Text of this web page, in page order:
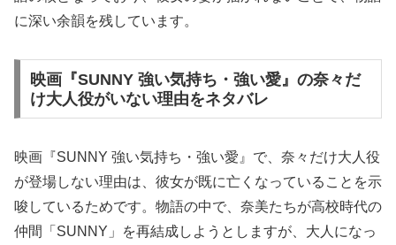
に深い余韻を残しています。
映画『SUNNY 強い気持ち・強い愛』の奈々だ
け大人役がいない理由をネタバレ
映画『SUNNY 強い気持ち・強い愛』で、奈々だけ大人役
が登場しない理由は、彼女が既に亡くなっていることを示
唆しているためです。物語の中で、奈美たちが高校時代の
仲間「SUNNY」を再結成しようとしますが、大人になっ